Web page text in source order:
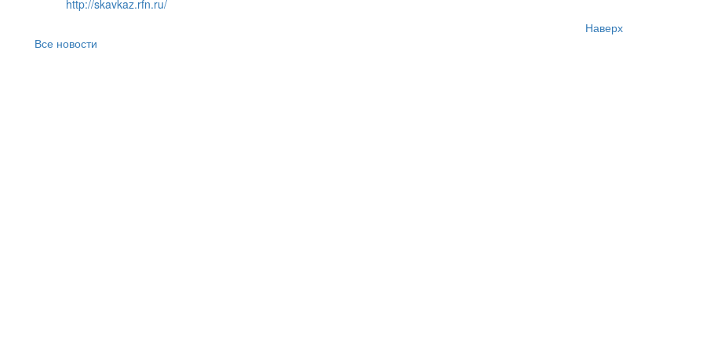
http://skavkaz.rfn.ru/
Наверх
Все новости